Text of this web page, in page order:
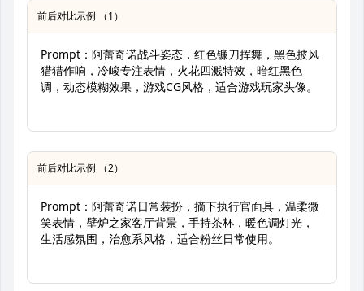
前后对比示例 （1）
Prompt：阿蕾奇诺战斗姿态，红色镰刀挥舞，黑色披风
猎猎作响，冷峻专注表情，火花四溅特效，暗红黑色
调，动态模糊效果，游戏CG风格，适合游戏玩家头像。
前后对比示例 （2）
Prompt：阿蕾奇诺日常装扮，摘下执行官面具，温柔微
笑表情，壁炉之家客厅背景，手持茶杯，暖色调灯光，
生活感氛围，治愈系风格，适合粉丝日常使用。